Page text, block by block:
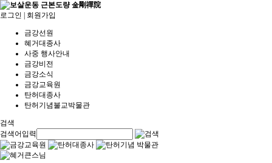
로그인 회원가입
금강선원
혜거대종사
사중 행사안내
금강비전
금강소식
금강교육원
탄허대종사
탄허기념불교박물관
검색
검색어입력